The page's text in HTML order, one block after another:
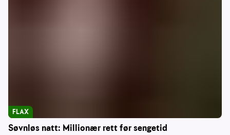
Søvnløs natt: Millionær rett før sengetid
FLAX